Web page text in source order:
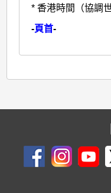
* 香港時間（協調
-頁首-